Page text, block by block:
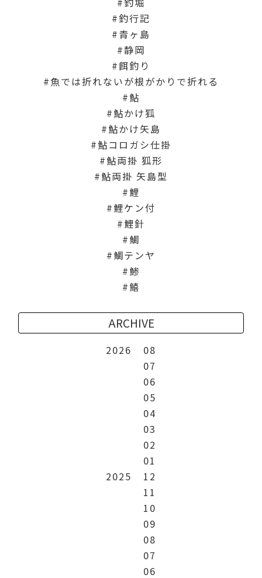
釣行記
青ヶ島
静岡
餌釣り
魚では折れないが根がかりで折れる
鮎
鮎かけ狐
鮎かけ矢島
鮎コロガシ仕掛
鮎両掛 狐形
鮎両掛 矢島型
鯉
鯉ケン付
鯉針
鯛
鯛テンヤ
鯵
鱚
ARCHIVE
2026
08
07
06
05
04
03
02
01
2025
12
11
10
09
08
07
06